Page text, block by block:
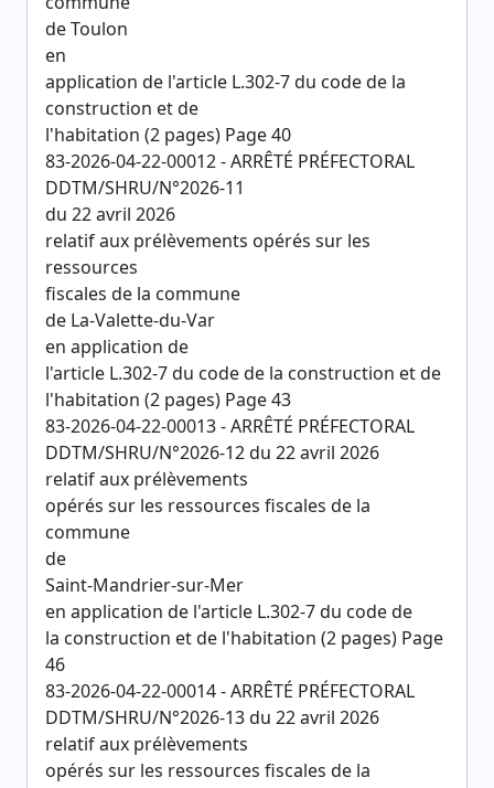
de Toulon
en
application de l'article L.302-7 du code de la
construction et de
l'habitation (2 pages) Page 40
83-2026-04-22-00012 - ARRÊTÉ PRÉFECTORAL
DDTM/SHRU/N°2026-11
du 22 avril 2026
relatif aux prélèvements opérés sur les
ressources
fiscales de la commune
de La-Valette-du-Var
en application de
l'article L.302-7 du code de la construction et de
l'habitation (2 pages) Page 43
83-2026-04-22-00013 - ARRÊTÉ PRÉFECTORAL
DDTM/SHRU/N°2026-12 du 22 avril 2026
relatif aux prélèvements
opérés sur les ressources fiscales de la
commune
de
Saint-Mandrier-sur-Mer
en application de l'article L.302-7 du code de
la construction et de l'habitation (2 pages) Page
46
83-2026-04-22-00014 - ARRÊTÉ PRÉFECTORAL
DDTM/SHRU/N°2026-13 du 22 avril 2026
relatif aux prélèvements
opérés sur les ressources fiscales de la